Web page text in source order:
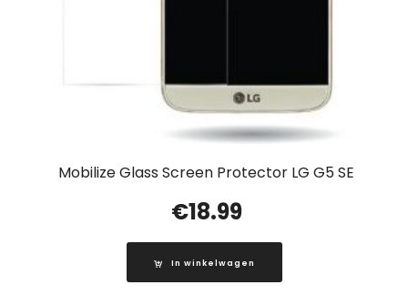
Mobilize Glass Screen Protector LG G5 SE
€18.99
In winkelwagen